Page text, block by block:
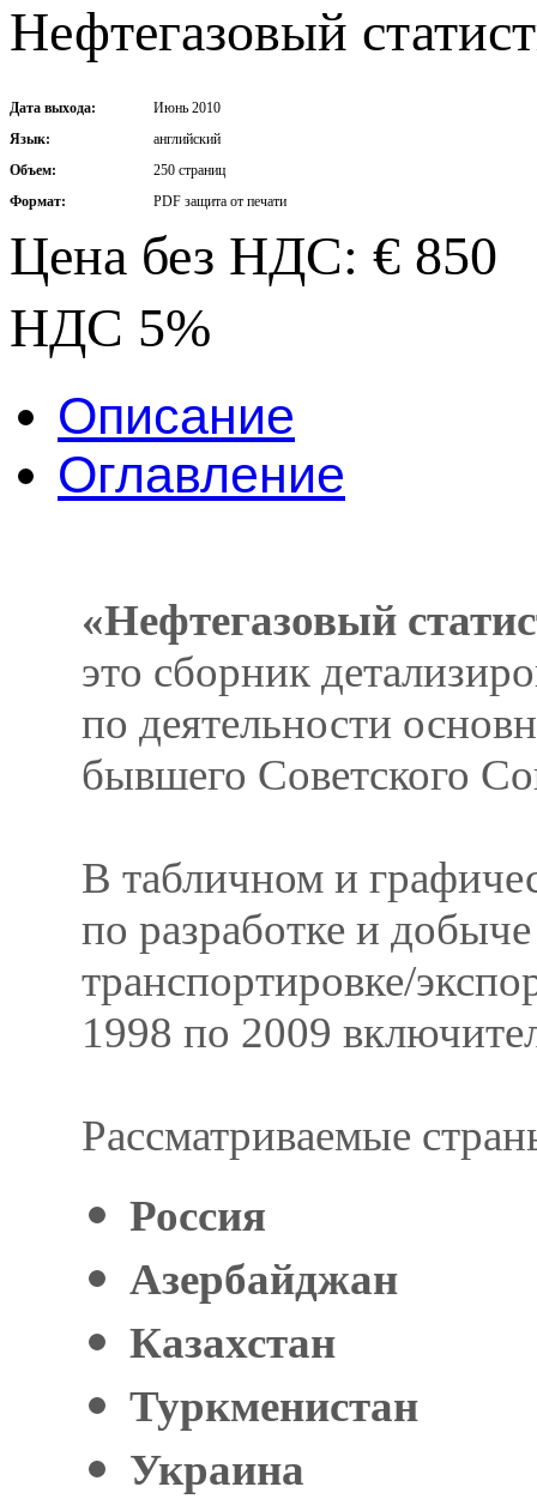
Нефтегазовый
Дата выхода:
Июнь 2010
Язык:
английский
Объем:
250 страниц
Формат:
PDF защита от печати
Цена без НДС: € 850
НДС 5%
Описание
Оглавление
«Нефтегазовый
это сборник
по деятельности
бывшего Советского
В табличном и
по разработке и
транспортировке/
1998 по 2009
Рассматриваемые
Россия
Азербайджан
Казахстан
Туркменистан
Украина